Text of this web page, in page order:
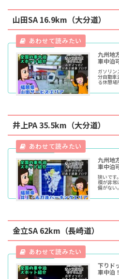
山田SA 16.9km（大分道）
九州地
車中泊
ガソリン
分自動車
る休憩場
もそこ
所かと思
井上PA 35.5km（大分道）
九州地
車中泊
狭いです
模が非常
備がない
線から
夜間も騒
金立SA 62km（長崎道）
下りド
車中泊